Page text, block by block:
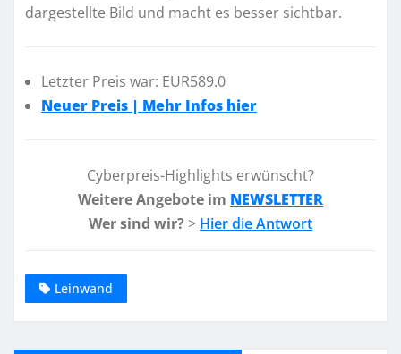
dargestellte Bild und macht es besser sichtbar.
Letzter Preis war: EUR589.0
Neuer Preis | Mehr Infos hier
Cyberpreis-Highlights erwünscht?
Weitere Angebote im NEWSLETTER
Wer sind wir? > Hier die Antwort
Leinwand